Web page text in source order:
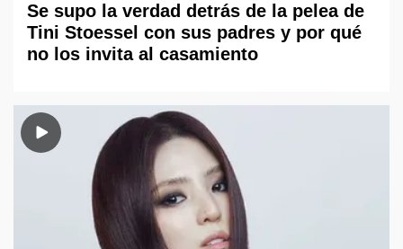
Se supo la verdad detrás de la pelea de
Tini Stoessel con sus padres y por qué
no los invita al casamiento